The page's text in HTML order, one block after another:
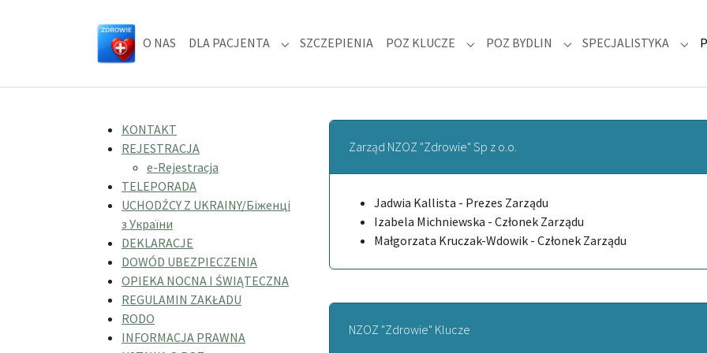
O NAS DLA PACJENTA Submenu for "DLA PACJENTA"
SZCZEPIENIA POZ KLUCZE Submenu for "POZ KLUCZE"
POZ BYDLIN Submenu for "POZ
SPECJALISTYKA
Zarząd NZOZ "Zdrowie" Sp z o.o.
Jadwia Kallista - Prezes Zarządu
Izabela Michniewska - Członek Zarządu
Małgorzata Kruczak-Wdowik - Członek Zarządu
NZOZ "Zdrowie" Klucze
KONTAKT
REJESTRACJA
e-Rejestracja
TELEPORADA
UCHODŹCY Z UKRAINY/Біженці
з України
DEKLARACJE
DOWÓD UBEZPIECZENIA
OPIEKA NOCNA I ŚWIĄTECZNA
REGULAMIN ZAKŁADU
RODO
INFORMACJA PRAWNA